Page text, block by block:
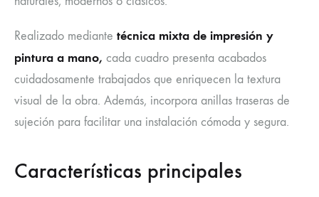
Realizado mediante técnica mixta de impresión y
pintura a mano, cada cuadro presenta acabados
cuidadosamente trabajados que enriquecen la textura
visual de la obra. Además, incorpora anillas traseras de
sujeción para facilitar una instalación cómoda y segura.
Características principales